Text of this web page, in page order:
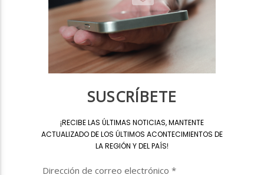
SUSCRÍBETE
¡RECIBE LAS ÚLTIMAS NOTICIAS, MANTENTE
ACTUALIZADO DE LOS ÚLTIMOS ACONTECIMIENTOS DE
LA REGIÓN Y DEL PAÍS!